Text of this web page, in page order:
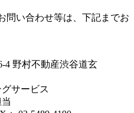
問い合わせ等は、下記までお
4 野村不動産渋谷道玄
サービス